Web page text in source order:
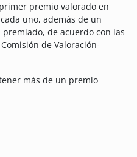
premio valorado en
uno, además de un
de acuerdo con las
de Valoración-
más de un premio